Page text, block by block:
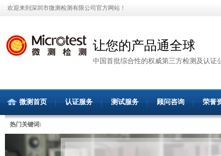
欢迎来到深圳市微测检测有限公司官方网站！
让您的产品通全球
中国首批综合性的权威第三方检测及认证
微测首页 认证服务 测试服务 顾问咨询 荣誉
热门关键词: